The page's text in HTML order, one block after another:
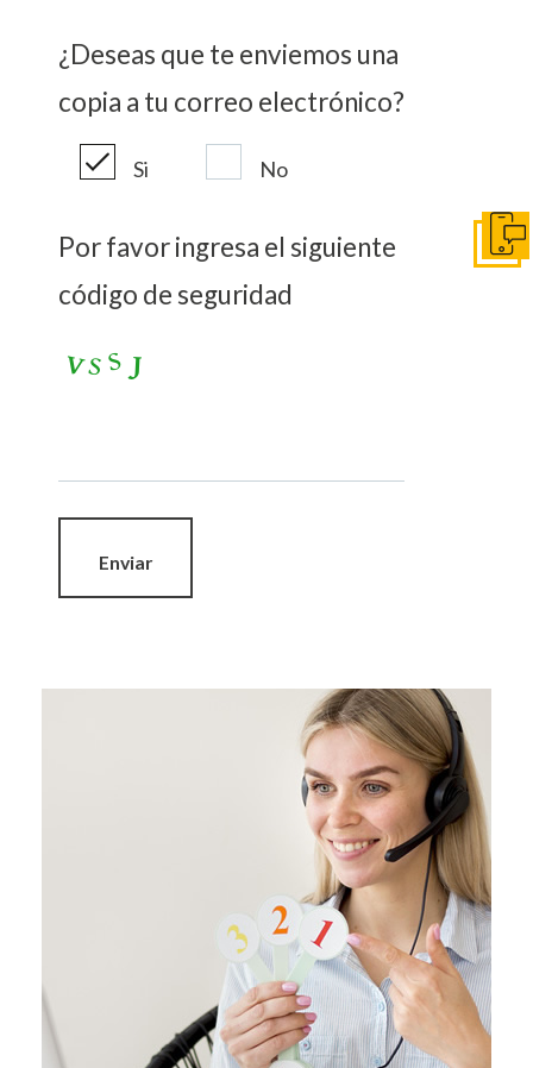
¿Deseas que te enviemos una
copia a tu correo electrónico?
Si No
Por favor ingresa el siguiente
código de seguridad
Enviar
Ir a